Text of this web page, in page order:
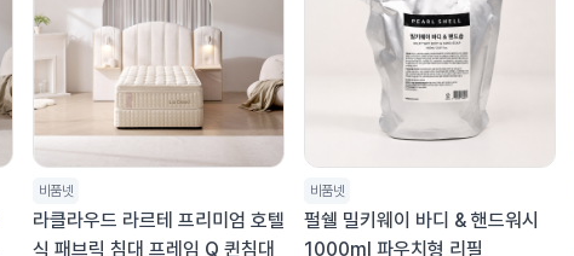
비품넷
라클라우드 라르테 프리미엄 호텔
식 패브릭 침대 프레임 Q 퀸침대
비품넷
펄쉘 밀키웨이 바디 & 핸드워시
1000ml 파우치형 리필